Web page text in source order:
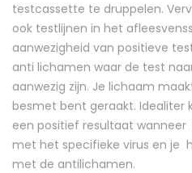
testcassette te druppelen.
ook testlijnen in het
aanwezigheid van positieve
anti lichamen waar de test
aanwezig zijn. Je lichaam
besmet bent geraakt. Idealiter
een positief resultaat
met het specifieke virus en je
met de antilichamen.